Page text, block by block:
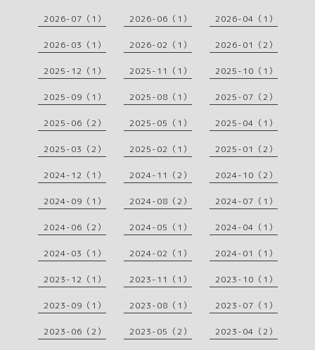
2026-07（1） 2026-06（1） 2026-04（1）
2026-03（1） 2026-02（1） 2026-01（2）
2025-12（1） 2025-11（1） 2025-10（1）
2025-09（1） 2025-08（1） 2025-07（2）
2025-06（2） 2025-05（1） 2025-04（1）
2025-03（2） 2025-02（1） 2025-01（2）
2024-12（1） 2024-11（2） 2024-10（2）
2024-09（1） 2024-08（2） 2024-07（1）
2024-06（2） 2024-05（1） 2024-04（1）
2024-03（1） 2024-02（1） 2024-01（1）
2023-12（1） 2023-11（1） 2023-10（1）
2023-09（1） 2023-08（1） 2023-07（1）
2023-06（2） 2023-05（2） 2023-04（2）